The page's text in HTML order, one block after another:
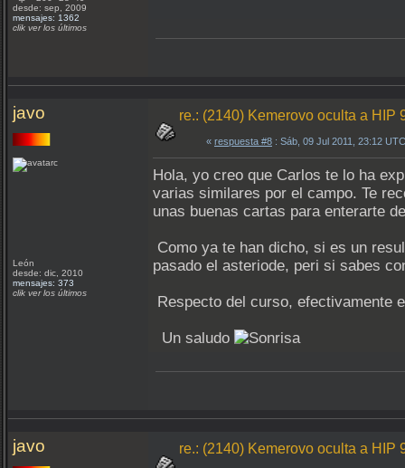
desde: sep, 2009
mensajes: 1362
clik ver los últimos
javo
León
desde: dic, 2010
mensajes: 373
clik ver los últimos
re.: (2140) Kemerovo oculta a HIP
« respuesta #8 : Sáb, 09 Jul 2011, 23:12
Hola, yo creo que Carlos te lo ha
varias similares por el campo. Te
unas buenas cartas para enterarte
Como ya te han dicho, si es un
pasado el asteriode, peri si sabes
Respecto del curso, efectivamente
Un saludo
javo re.: (2140) Kemerovo oculta a HIP